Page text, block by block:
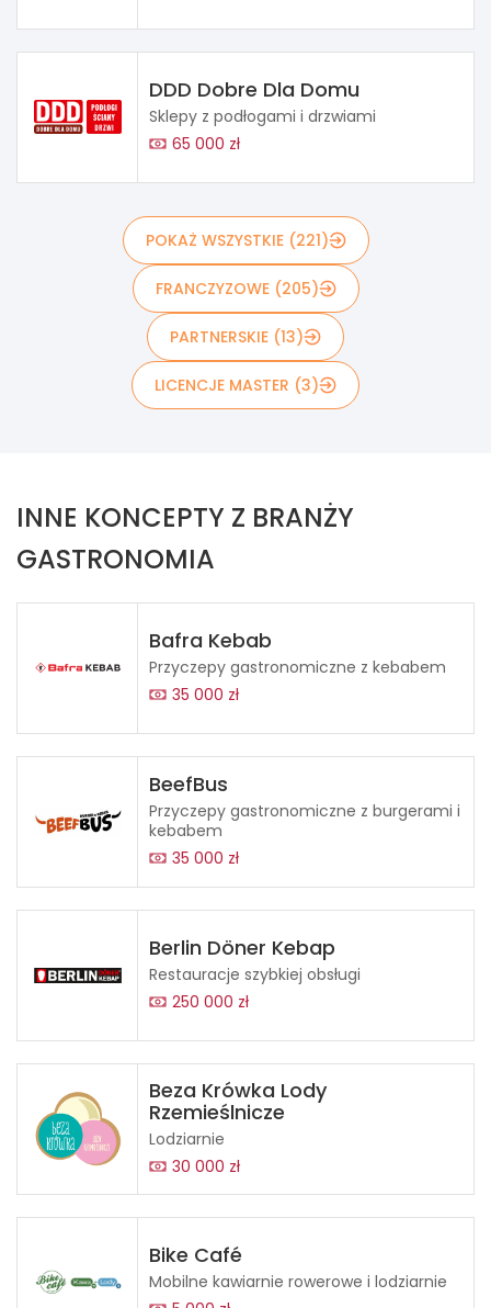
DDD Dobre Dla Domu
Sklepy z podłogami i drzwiami
65 000 zł
POKAŻ WSZYSTKIE (221)
FRANCZYZOWE (205)
PARTNERSKIE (13)
LICENCJE MASTER (3)
INNE KONCEPTY Z BRANŻY
GASTRONOMIA
Bafra Kebab
Przyczepy gastronomiczne z kebabem
35 000 zł
BeefBus
Przyczepy gastronomiczne z burgerami i
kebabem
35 000 zł
Berlin Döner Kebap
Restauracje szybkiej obsługi
250 000 zł
Beza Krówka Lody
Rzemieślnicze
Lodziarnie
30 000 zł
Bike Café
Mobilne kawiarnie rowerowe i lodziarnie